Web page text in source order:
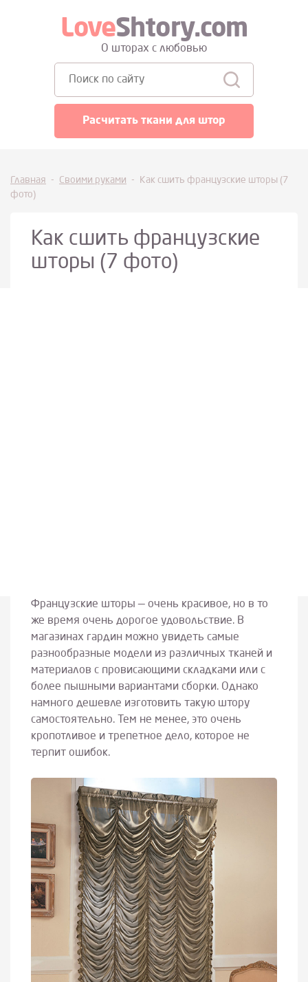
LoveShtory.com
О шторах с любовью
Расчитать ткани для штор
Главная - Своими руками -
Как сшить французские шторы (7
фото)
Как сшить французские
шторы (7 фото)
Французские шторы — очень красивое, но в то
же время очень дорогое удовольствие. В
магазинах гардин можно увидеть самые
разнообразные модели из различных тканей и
материалов с провисающими складками или с
более пышными вариантами сборки. Однако
намного дешевле изготовить такую штору
самостоятельно. Тем не менее, это очень
кропотливое и трепетное дело, которое не
терпит ошибок.